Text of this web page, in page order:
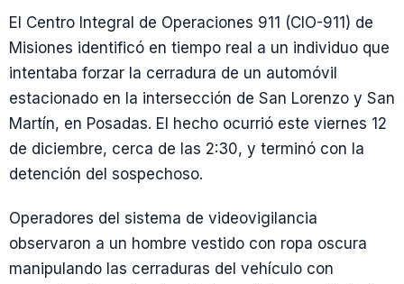
El Centro Integral de Operaciones 911 (CIO-911) de
Misiones identificó en tiempo real a un individuo que
intentaba forzar la cerradura de un automóvil
estacionado en la intersección de San Lorenzo y San
Martín, en Posadas. El hecho ocurrió este viernes 12
de diciembre, cerca de las 2:30, y terminó con la
detención del sospechoso.
Operadores del sistema de videovigilancia
observaron a un hombre vestido con ropa oscura
manipulando las cerraduras del vehículo con